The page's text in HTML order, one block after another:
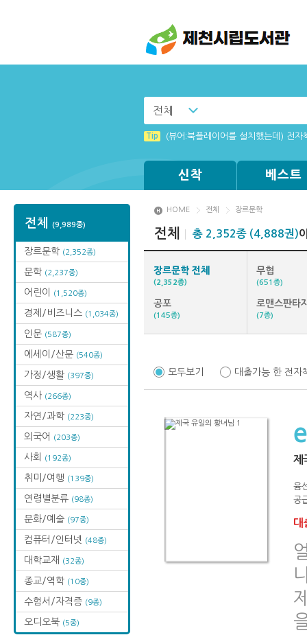
전체
Tip (뷰어:북플레이어를 설치했는데) 전자
신착 베스트
전체 (9,989종)
장르문학 (2,352종)
문학 (2,237종)
어린이 (1,520종)
경제/비즈니스 (1,034종)
인문 (587종)
에세이/산문 (540종)
가정/생활 (397종)
역사 (266종)
자연/과학 (223종)
외국어 (203종)
사회 (192종)
취미/여행 (139종)
연령별분류 (98종)
문화/예술 (97종)
컴퓨터/인터넷 (48종)
대학교재 (32종)
종교/역학 (10종)
수험서/자격증 (9종)
오디오북 (5종)
HOME 전체 장르문학
전체 총 2,352종 (4,888권)
장르문학 전체
(2,352종)
무협
(651종)
공포
(145종)
로맨스판타
(7종)
모두보기 대출가능 한 전자
제
윰
공
대